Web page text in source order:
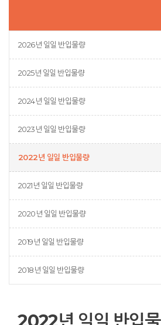
2026년 일일 반입물량
2025년 일일 반입물량
2024년 일일 반입물량
2023년 일일 반입물량
2022년 일일 반입물량
2021년 일일 반입물량
2020년 일일 반입물량
2019년 일일 반입물량
2018년 일일 반입물량